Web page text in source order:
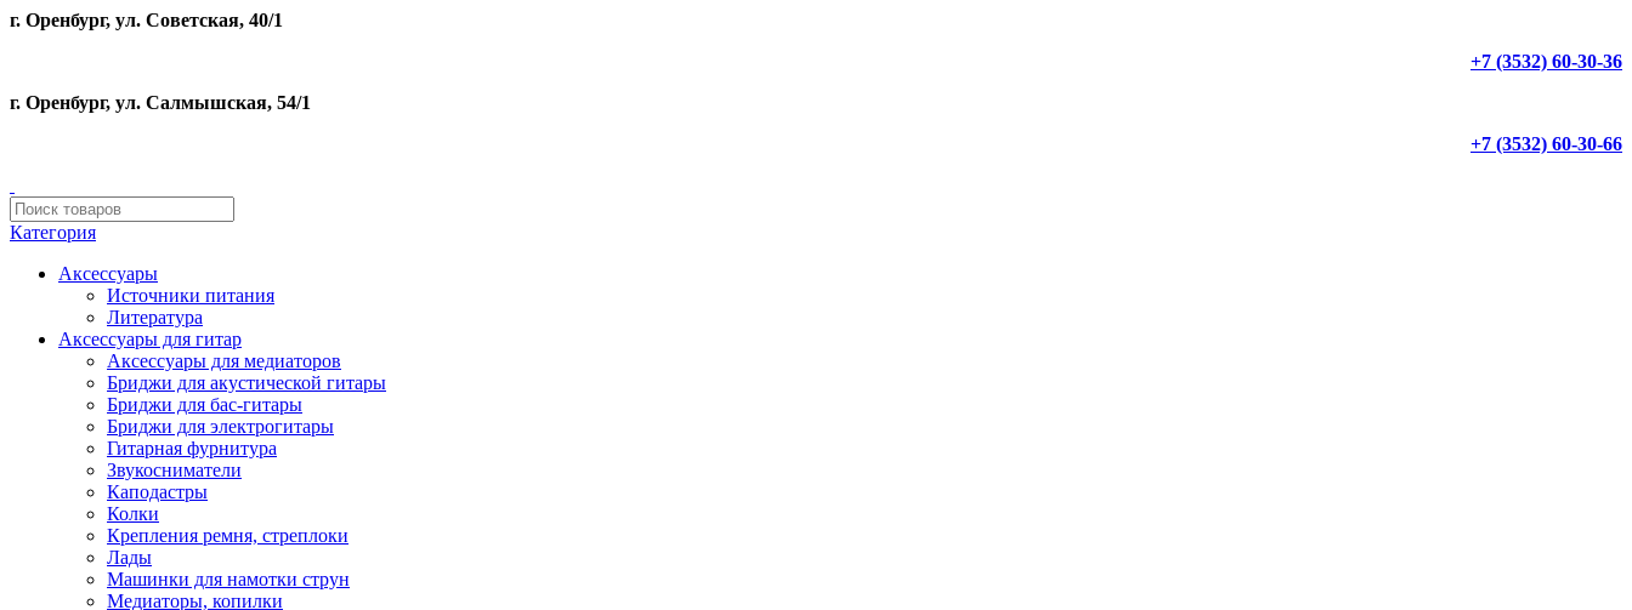
г. Оренбург, ул. Советская, 40/1
+7 (3532) 60-30-36
г. Оренбург, ул. Салмышская, 54/1
+7 (3532) 60-30-66
Категория
Аксессуары
Источники питания
Литература
Аксессуары для гитар
Аксессуары для медиаторов
Бриджи для акустической гитары
Бриджи для бас-гитары
Бриджи для электрогитары
Гитарная фурнитура
Звукосниматели
Каподастры
Колки
Крепления ремня, стреплоки
Лады
Машинки для намотки струн
Медиаторы, копилки